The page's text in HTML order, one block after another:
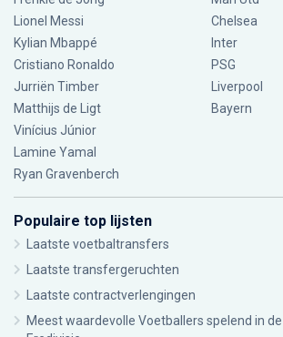
Lionel Messi
Kylian Mbappé
Cristiano Ronaldo
Jurriën Timber
Matthijs de Ligt
Vinícius Júnior
Lamine Yamal
Ryan Gravenberch
Chelsea
Inter
PSG
Liverpool
Bayern
Populaire top lijsten
Laatste voetbaltransfers
Laatste transfergeruchten
Laatste contractverlengingen
Meest waardevolle Voetballers spelend in